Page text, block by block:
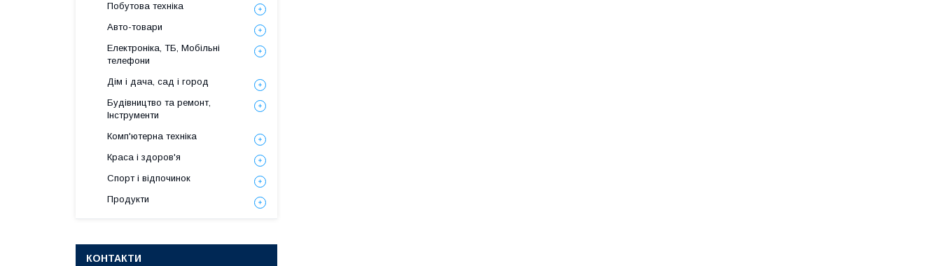
Побутова техніка
Авто-товари
Електроніка, ТБ, Мобільні
телефони
Дім і дача, сад і город
Будівництво та ремонт,
Інструменти
Комп'ютерна техніка
Краса і здоров'я
Спорт і відпочинок
Продукти
КОНТАКТИ